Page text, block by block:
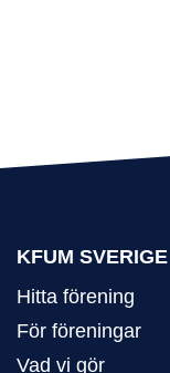
KFUM SVERIGE
Hitta förening
För föreningar
Vad vi gör